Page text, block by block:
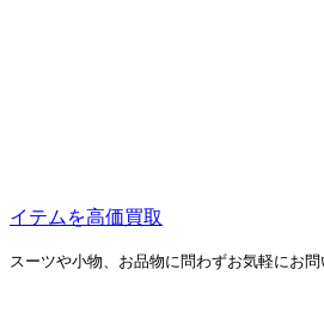
イテムを高価買取
スーツや小物、お品物に問わずお気軽にお問